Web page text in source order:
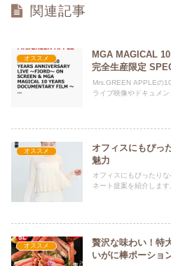
関連記事
オススメ
MGA MAGICAL
完全生産限定
Mrs.GREEN APPLEの
ライブ映像やドキュメ
オススメ
オフィスにもぴっ
魅力
オフィスにもぴったり
ネート提案を紹介します
オススメ
贅沢な味わい！特
いがに棒ポーショ